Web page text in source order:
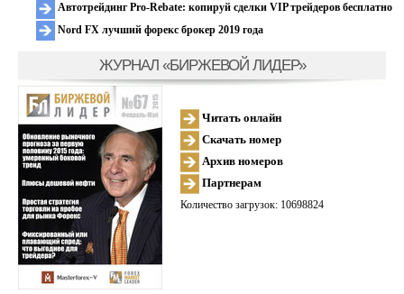
Автотрейдинг Pro-Rebate: копируй сделки VIP трейдеров бесплатно
Nord FX лучший форекс брокер 2019 года
ЖУРНАЛ «БИРЖЕВОЙ ЛИДЕР»
Читать онлайн
Скачать номер
Архив номеров
Партнерам
Количество загрузок: 10698824